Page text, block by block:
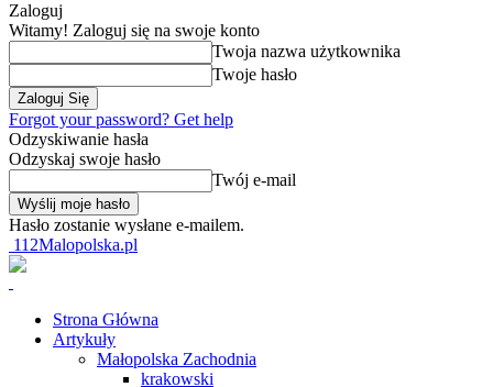
Zaloguj
Witamy! Zaloguj się na swoje konto
Twoja nazwa użytkownika
Twoje hasło
Forgot your password? Get help
Odzyskiwanie hasła
Odzyskaj swoje hasło
Twój e-mail
Hasło zostanie wysłane e-mailem.
112Malopolska.pl
Strona Główna
Artykuły
Małopolska Zachodnia
krakowski